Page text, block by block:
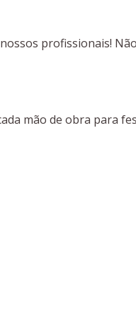
profissionais!
mão de obra para